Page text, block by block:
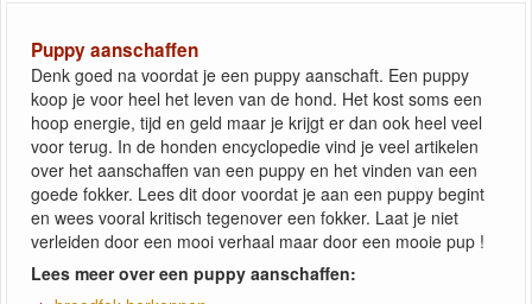
Puppy aanschaffen
Denk goed na voordat je een puppy aanschaft. Een puppy
koop je voor heel het leven van de hond. Het kost soms een
hoop energie, tijd en geld maar je krijgt er dan ook heel veel
voor terug. In de honden encyclopedie vind je veel artikelen
over het aanschaffen van een puppy en het vinden van een
goede fokker. Lees dit door voordat je aan een puppy begint
en wees vooral kritisch tegenover een fokker. Laat je niet
verleiden door een mooi verhaal maar door een mooie pup !
Lees meer over een puppy aanschaffen: